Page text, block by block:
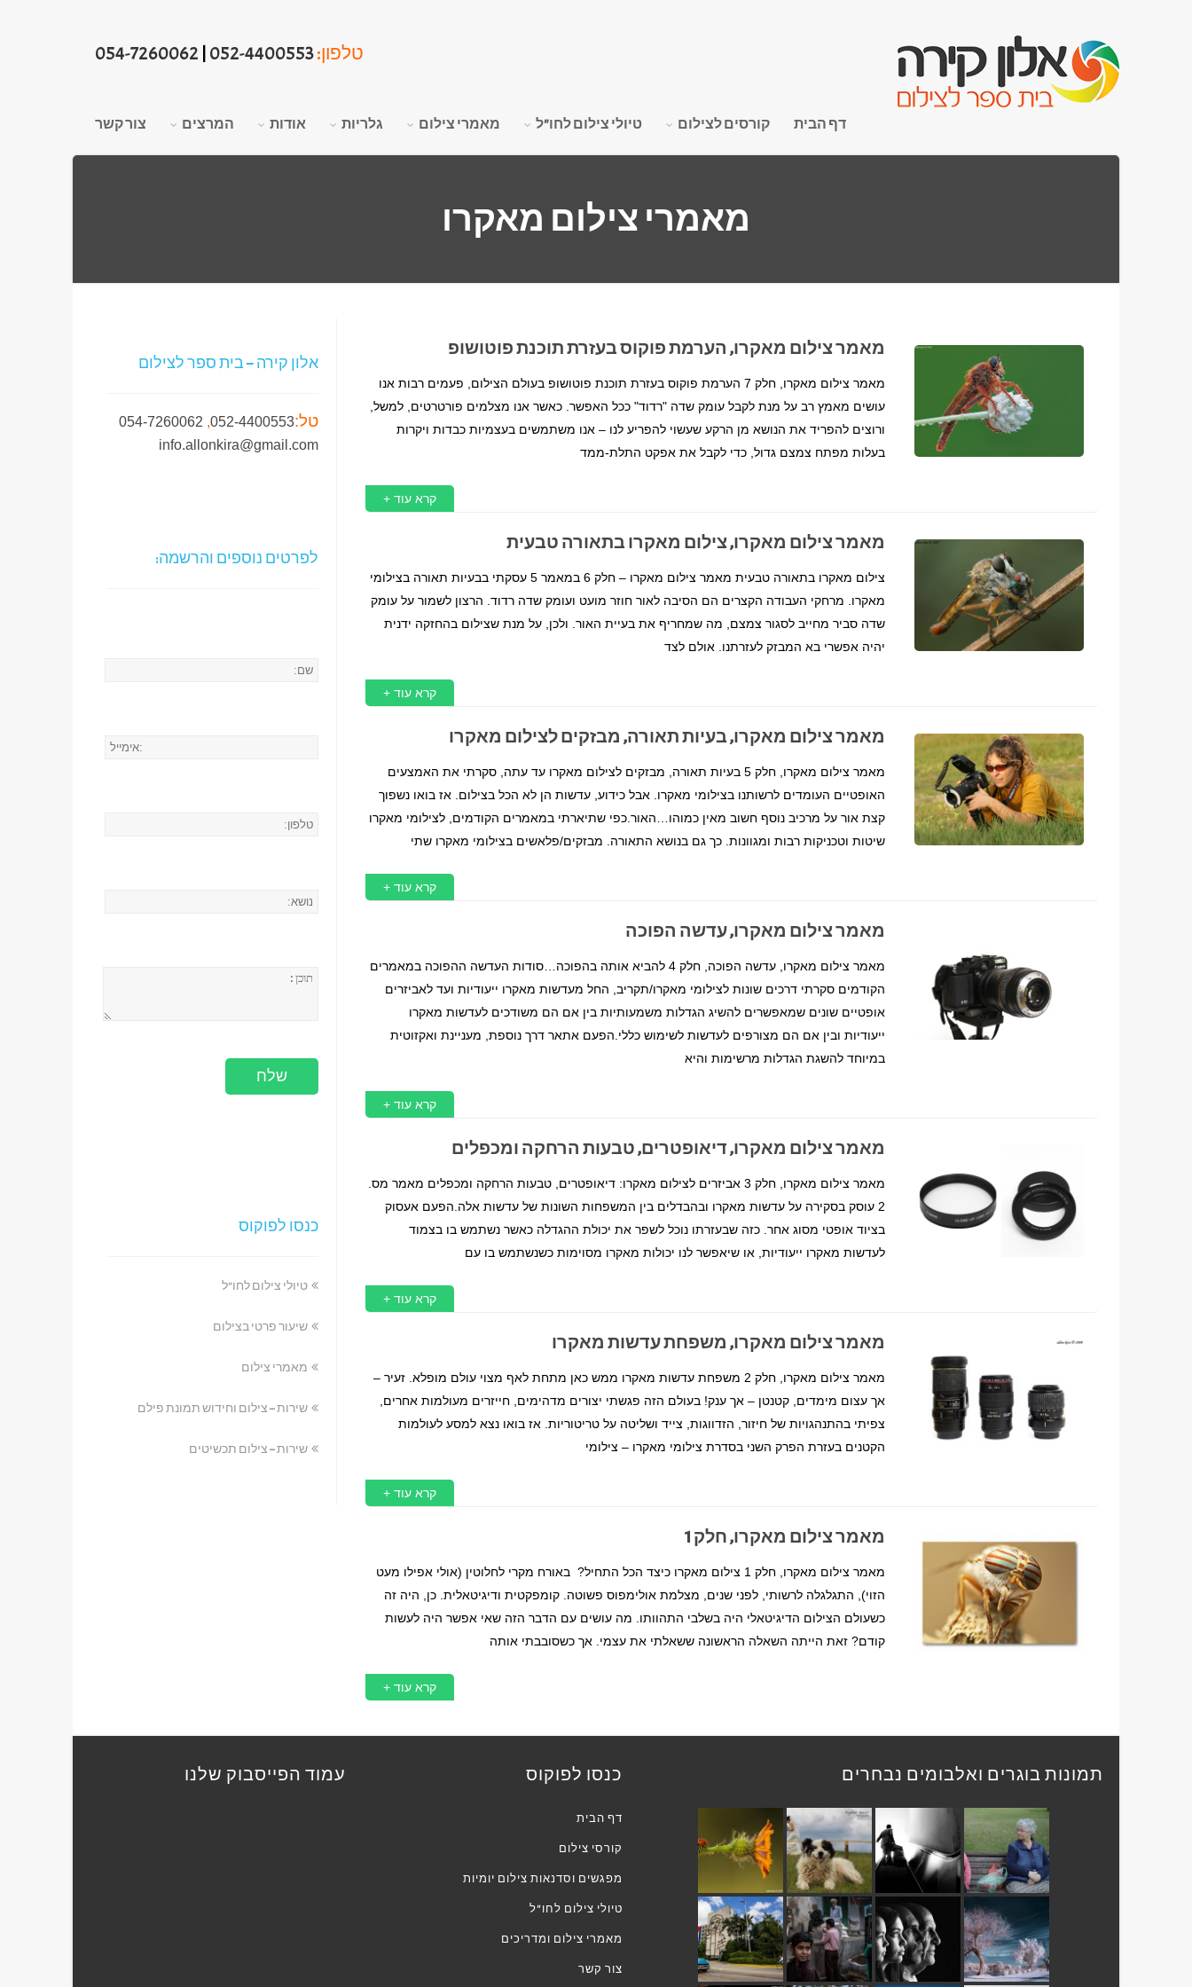
דף הבית קורסים לצילום טיולי צילום לחו"ל מאמרי צילום גלריות אודות המרצים צור קשר
טלפון:052-4400553
054-7260062
מאמרי צילום מאקרו
מאמר צילום מאקרו, הערמת פוקוס בעזרת תוכנת פוטושופ
מאמר צילום מאקרו, חלק 7 הערמת פוקוס בעזרת תוכנת פוטושופ בעולם הצילום, פעמים רבות אנו
עושים מאמץ רב על מנת לקבל עומק שדה "רדוד" ככל האפשר. כאשר אנו מצלמים פורטרטים, למשל,
ורוצים להפריד את הנושא מן הרקע שעשוי להפריע לנו – אנו משתמשים בעצמיות כבדות ויקרות
בעלות מפתח צמצם גדול, כדי לקבל את אפקט התלת-ממד
קרא עוד +
מאמר צילום מאקרו, צילום מאקרו בתאורה טבעית
צילום מאקרו בתאורה טבעית מאמר צילום מאקרו – חלק 6 במאמר 5 עסקתי בבעיות תאורה בצילומי
מאקרו. מרחקי העבודה הקצרים הם הסיבה לאור חוזר מועט ועומק שדה רדוד. הרצון לשמור על עומק
שדה סביר מחייב לסגור צמצם, מה שמחריף את בעיית האור. ולכן, על מנת שצילום בהחזקה ידנית
יהיה אפשרי בא המבזק לעזרתנו. אולם לצד
קרא עוד +
מאמר צילום מאקרו, בעיות תאורה, מבזקים לצילום מאקרו
מאמר צילום מאקרו, חלק 5 בעיות תאורה, מבזקים לצילום מאקרו עד עתה, סקרתי את האמצעים
האופטיים העומדים לרשותנו בצילומי מאקרו. אבל כידוע, עדשות הן לא הכל בצילום. אז בואו נשפוך
קצת אור על מרכיב נוסף חשוב מאין כמוהו…האור.כפי שתיארתי במאמרים הקודמים, לצילומי מאקרו
שיטות וטכניקות רבות ומגוונות. כך גם בנושא התאורה. מבזקים/פלאשים בצילומי מאקרו שתי
קרא עוד +
מאמר צילום מאקרו, עדשה הפוכה
מאמר צילום מאקרו, עדשה הפוכה, חלק 4 להביא אותה בהפוכה…סודות העדשה ההפוכה במאמרים
הקודמים סקרתי דרכים שונות לצילומי מאקרו/תקריב, החל מעדשות מאקרו ייעודיות ועד לאביזרים
אופטיים שונים שמאפשרים להשיג הגדלות משמעותיות בין אם הם משודכים לעדשות מאקרו
ייעודיות ובין אם הם מצורפים לעדשות לשימוש כללי.הפעם אתאר דרך נוספת, מעניינת ואקזוטית
במיוחד להשגת הגדלות מרשימות והיא
קרא עוד +
מאמר צילום מאקרו, דיאופטרים, טבעות הרחקה ומכפלים
מאמר צילום מאקרו, חלק 3 אביזרים לצילום מאקרו: דיאופטרים, טבעות הרחקה ומכפלים מאמר מס.
2 עוסק בסקירה על עדשות מאקרו ובהבדלים בין המשפחות השונות של עדשות אלה.הפעם אעסוק
בציוד אופטי מסוג אחר. כזה שבעזרתו נוכל לשפר את יכולת ההגדלה כאשר נשתמש בו בצמוד
לעדשות מאקרו ייעודיות, או שיאפשר לנו יכולות מאקרו מסוימות כשנשתמש בו עם
קרא עוד +
מאמר צילום מאקרו, משפחת עדשות מאקרו
מאמר צילום מאקרו, חלק 2 משפחת עדשות מאקרו ממש כאן מתחת לאף מצוי עולם מופלא. זעיר –
אך עצום מימדים, קטנטן – אך ענק! בעולם הזה פגשתי יצורים מדהימים, חייזרים מעולמות אחרים,
צפיתי בהתנהגויות של חיזור, הזדווגות, צייד ושליטה על טריטוריות. אז בואו נצא למסע לעולמות
הקטנים בעזרת הפרק השני בסדרת צילומי מאקרו – צילומי
קרא עוד +
מאמר צילום מאקרו, חלק 1
מאמר צילום מאקרו, חלק 1 צילום מאקרו כיצד הכל התחיל? באורח מקרי לחלוטין (אולי אפילו מעט
הזוי), התגלגלה לרשותי, לפני שנים, מצלמת אולימפוס פשוטה. קומפקטית ודיגיטאלית. כן, היה זה
כשעולם הצילום הדיגיטאלי היה בשלבי התהוותו. מה עושים עם הדבר הזה שאי אפשר היה לעשות
קודם? זאת הייתה השאלה הראשונה ששאלתי את עצמי. אך כשסובבתי אותה
קרא עוד +
אלון קירה – בית ספר לצילום
טל:052-4400553
,
054-7260062
info.allonkira@gmail.com
לפרטים נוספים והרשמה:
כנסו לפוקוס
טיולי צילום לחו"ל
שיעור פרטי בצילום
מאמרי צילום
שירות – צילום וחידוש תמונת פילם
שירות – צילום תכשיטים
תמונות בוגרים ואלבומים נבחרים כנסו לפוקוס
דף הבית
קורסי צילום
מפגשים וסדנאות צילום יומיות
טיולי צילום לחו"ל
מאמרי צילום ומדריכים
צור קשר
עמוד הפייסבוק שלנו